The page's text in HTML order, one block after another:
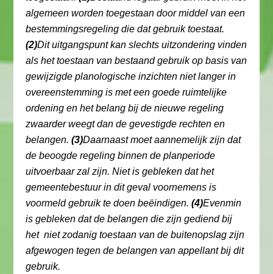
algemeen worden toegestaan door middel van een
bestemmingsregeling die dat gebruik toestaat.
(2)Dit uitgangspunt kan slechts uitzondering vinden
als het toestaan van bestaand gebruik op basis van
gewijzigde planologische inzichten niet langer in
overeenstemming is met een goede ruimtelijke
ordening en het belang bij de nieuwe regeling
zwaarder weegt dan de gevestigde rechten en
belangen.(3)Daarnaast moet aannemelijk zijn dat
de beoogde regeling binnen de planperiode
uitvoerbaar zal zijn. Niet is gebleken dat het
gemeentebestuur in dit geval voornemens is
voormeld gebruik te doen beëindigen.(4)Evenmin
is gebleken dat de belangen die zijn gediend bij
het niet zodanig toestaan van de buitenopslag zijn
afgewogen tegen de belangen van appellant bij dit
gebruik.